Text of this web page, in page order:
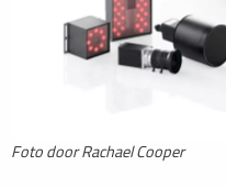
Foto door Rachael Cooper